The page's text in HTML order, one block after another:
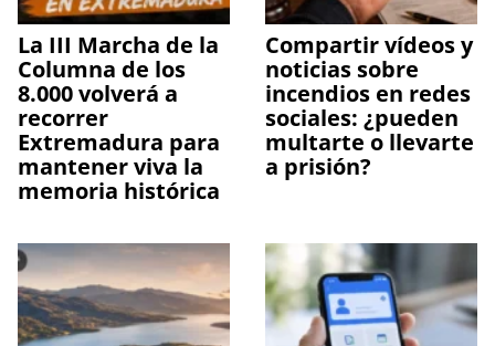
La III Marcha de la
Columna de los
8.000 volverá a
recorrer
Extremadura para
mantener viva la
memoria histórica
Compartir vídeos y
noticias sobre
incendios en redes
sociales: ¿pueden
multarte o llevarte
a prisión?